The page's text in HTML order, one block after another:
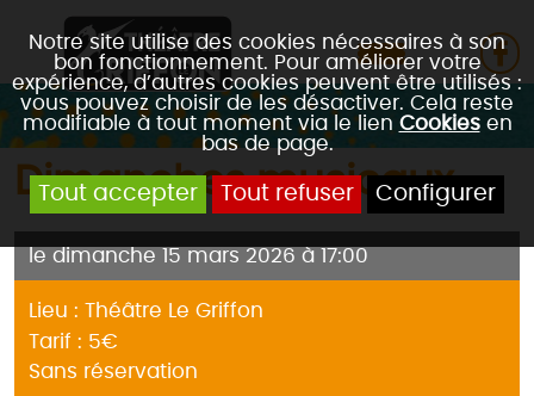
Notre site utilise des cookies nécessaires à son
bon fonctionnement. Pour améliorer votre
expérience, d’autres cookies peuvent être utilisés :
vous pouvez choisir de les désactiver. Cela reste
modifiable à tout moment via le lien Cookiesen
bas de page.
Tout accepter Tout refuser Configurer
Dimanches musicaux
le dimanche 15 mars 2026 à 17:00
Lieu : Théâtre Le Griffon
Tarif : 5€
Sans réservation